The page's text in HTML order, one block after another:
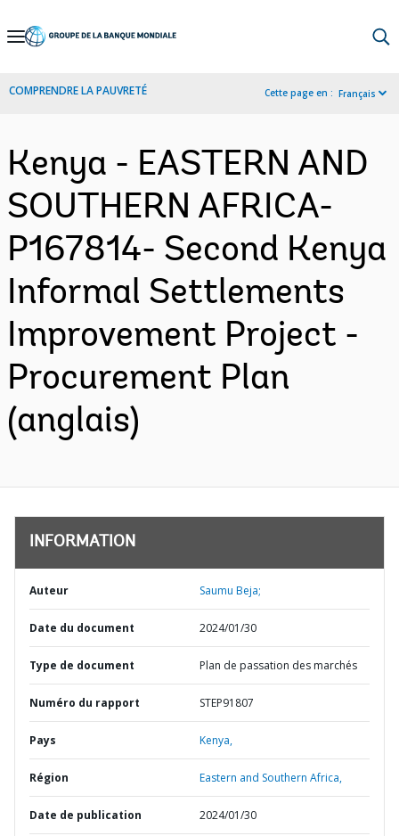
Skip
Navigation
COMPRENDRE LA PAUVRETÉ Cette page en : Français
Kenya - EASTERN AND
SOUTHERN AFRICA-
P167814- Second Kenya
Informal Settlements
Improvement Project -
Procurement Plan
(anglais)
INFORMATION
Auteur Saumu Beja;
Date du document 2024/01/30
Type de document Plan de passation des marchés
Numéro du rapport STEP91807
Pays Kenya,
Région Eastern and Southern Africa,
Date de publication 2024/01/30